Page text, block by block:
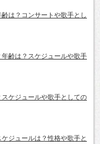
は？コンサートや歌手とし
齢は？スケジュールや歌手
ケジュールや歌手としての
ジュールは？性格や歌手と